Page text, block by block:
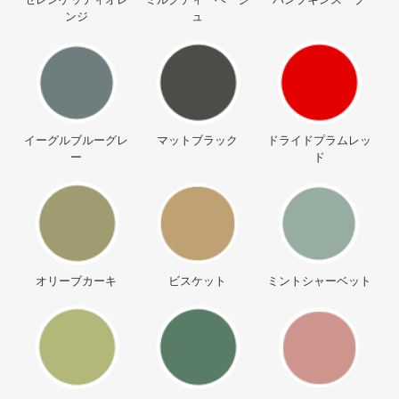
ンジ
ュ
イーグルブルーグレ
ー
マットブラック
ドライドプラムレッ
ド
オリーブカーキ ビスケット ミントシャーベット